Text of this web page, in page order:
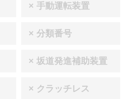
× 手動運転装置
× 分類番号
× 坂道発進補助装置
× クラッチレス